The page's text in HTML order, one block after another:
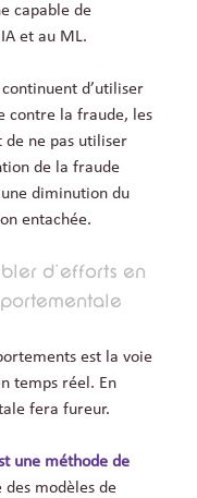
capable de
et au ML.
d’utiliser
contre la fraude, les
de ne pas utiliser
de la fraude
diminution du
entachée.
d’efforts en
est la voie
temps réel. En
fera fureur.
une méthode de
des modèles de